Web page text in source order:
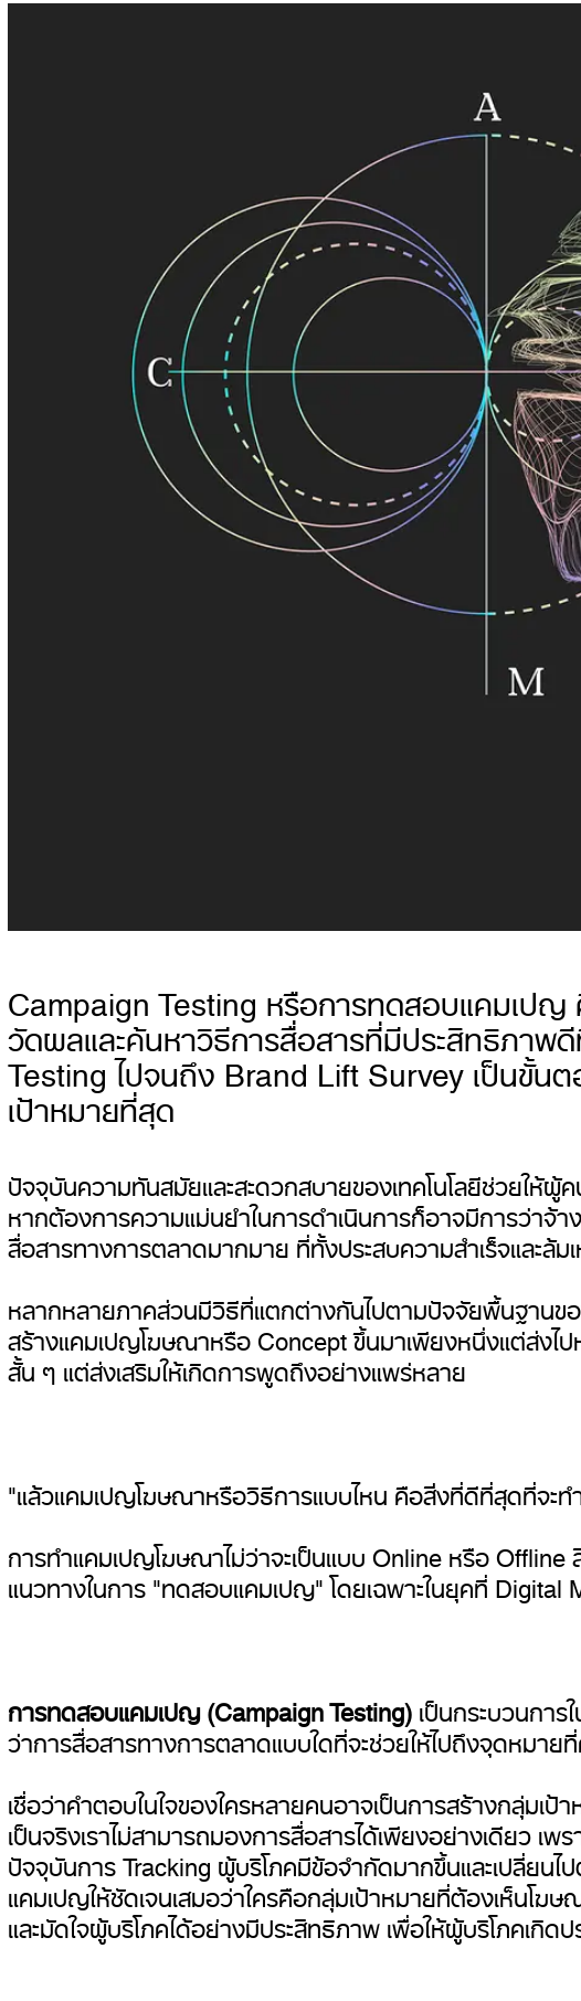
Campaign Testing หรือการทดสอบแคมเปญ
วัดผลและค้นหาวิธีการสื่อสารที่มีประสิทธิภา
Testing ไปจนถึง Brand Lift Survey เป็นขั้
เป้าหมายที่สุด
ปัจจุบันความทันสมัยและสะดวกสบายของเทคโนโลยีช่วยให้
หากต้องการความแม่นยำในการดำเนินการก็อาจมีการว่า
สื่อสารทางการตลาดมากมาย ที่ทั้งประสบความสำเร็จและล้ม
หลากหลายภาคส่วนมีวิธีที่แตกต่างกันไปตามปัจจัยพื้นฐานข
สร้างแคมเปญโฆษณาหรือ Concept ขึ้นมาเพียงหนึ่งแต่ส่งไ
สั้น ๆ แต่ส่งเสริมให้เกิดการพูดถึงอย่างแพร่หลาย
"แล้วแคมเปญโฆษณาหรือวิธีการแบบไหน คือสิ่งที่ดีที่สุดที่จะทำ
การทำแคมเปญโฆษณาไม่ว่าจะเป็นแบบ Online หรือ
แนวทางในการ "ทดสอบแคมเปญ" โดยเฉพาะในยุคที่
การทดสอบแคมเปญ (Campaign Testing)เป็นกระบวนกา
ว่าการสื่อสารทางการตลาดแบบใดที่จะช่วยให้ไปถึงจุดหมา
เชื่อว่าคำตอบในใจของใครหลายคนอาจเป็นการสร้างกลุ่ม
เป็นจริงเราไม่สามารถมองการสื่อสารได้เพียงอย่างเดียว
ปัจจุบันการ Tracking ผู้บริโภคมีข้อจำกัดมากขึ้นและเปลี่ยน
แคมเปญให้ชัดเจนเสมอว่าใครคือกลุ่มเป้าหมายที่ต้องเห็นโฆ
และมัดใจผู้บริโภคได้อย่างมีประสิทธิภาพ เพื่อให้ผู้บริโภคเกิ